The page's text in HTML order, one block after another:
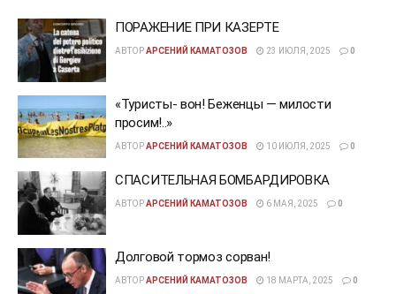
ПОРАЖЕНИЕ ПРИ КАЗЕРТЕ
АВТОРАРСЕНИЙ КАМАТОЗОВ 23 ИЮЛЯ, 2025 0
«Туристы- вон! Беженцы — милости
просим!..»
АВТОРАРСЕНИЙ КАМАТОЗОВ 10 ИЮЛЯ, 2025 0
СПАСИТЕЛЬНАЯ БОМБАРДИРОВКА
АВТОРАРСЕНИЙ КАМАТОЗОВ 6 МАЯ, 2025 0
Долговой тормоз сорван!
АВТОРАРСЕНИЙ КАМАТОЗОВ 18 МАРТА, 2025 0